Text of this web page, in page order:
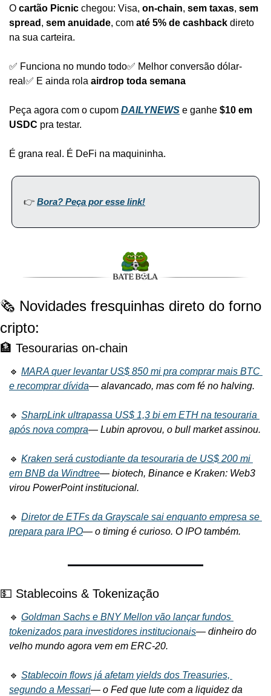
O cartão Picnic chegou: Visa, on-chain, sem taxas, sem
spread , sem anuidade, com até 5% de cashback direto
na sua carteira.
✅ Funciona no mundo todo✅ Melhor conversão dólar-
real ✅ E ainda rola airdrop toda semana
Peça agora com o cupom DAILYNEWS e ganhe $10 em
USDC pra testar.
É grana real. É DeFi na maquininha.
👉 Bora? Peça por esse link!
🗞️ Novidades fresquinhas direto do forno
cripto:
🏦 Tesourarias on-chain
🔹 MARA quer levantar US$ 850 mi pra comprar mais BTC
e recomprar dívida— alavancado, mas com fé no halving.
🔹 SharpLink ultrapassa US$ 1,3 bi em ETH na tesouraria
após nova compra— Lubin aprovou, o bull market assinou.
🔹 Kraken será custodiante da tesouraria de US$ 200 mi
em BNB da Windtree— biotech, Binance e Kraken: Web3
virou PowerPoint institucional.
🔹 Diretor de ETFs da Grayscale sai enquanto empresa se
prepara para IPO— o timing é curioso. O IPO também.
💵 Stablecoins & Tokenização
🔹 Goldman Sachs e BNY Mellon vão lançar fundos
tokenizados para investidores institucionais— dinheiro do
velho mundo agora vem em ERC-20.
🔹 Stablecoin flows já afetam yields dos Treasuries,
segundo a Messari— o Fed que lute com a liquidez da